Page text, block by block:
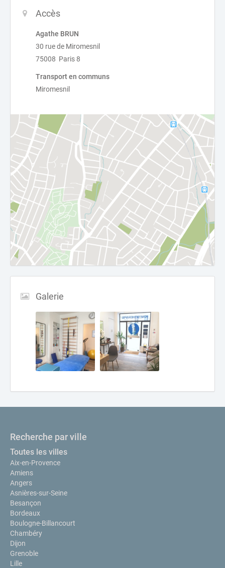
Accès
Agathe BRUN
30 rue de Miromesnil
75008 Paris 8
Transport en communs
Miromesnil
Galerie
Recherche par ville
Toutes les villes
Aix-en-Provence
Amiens
Angers
Asnières-sur-Seine
Besançon
Bordeaux
Boulogne-Billancourt
Chambéry
Dijon
Grenoble
Lille